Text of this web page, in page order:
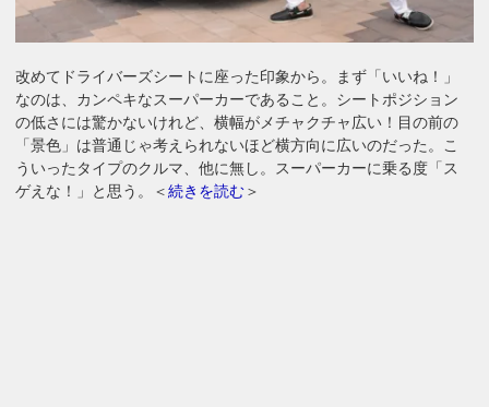
改めてドライバーズシートに座った印象から。まず「いいね！」
なのは、カンペキなスーパーカーであること。シートポジション
の低さには驚かないけれど、横幅がメチャクチャ広い！目の前の
「景色」は普通じゃ考えられないほど横方向に広いのだった。こ
ういったタイプのクルマ、他に無し。スーパーカーに乗る度「ス
ゲえな！」と思う。＜続きを読む＞